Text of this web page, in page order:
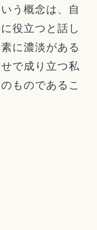
う概念は、自
役立つと話し
に濃淡がある
で成り立つ私
ものであるこ